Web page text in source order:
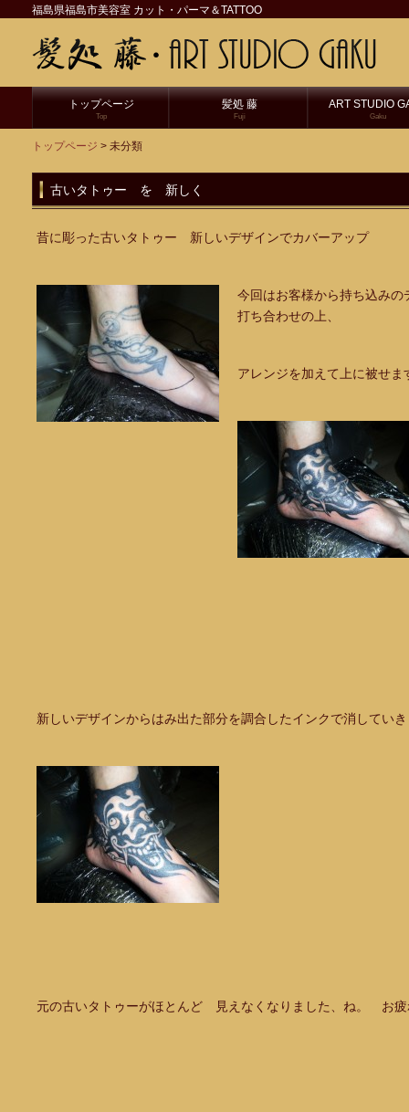
福島県福島市美容室 カット・パーマ＆TATTOO
トップページ
Top
髪処 藤
Fuji
ART STUDIO
Gaku
トップページ > 未分類
古いタトゥー を 新しく
昔に彫った古いタトゥー 新しいデザインでカバーアップ
今回はお客様から持ち込み
打ち合わせの上、
アレンジを加えて上に被せま
新しいデザインからはみ出た部分を調合したインクで消してい
元の古いタトゥーがほとんど 見えなくなりました、ね。 お疲